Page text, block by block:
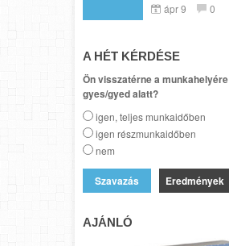
ápr 9 0
A HÉT KÉRDÉSE
Ön visszatérne a munkahelyére
gyes/gyed alatt?
igen, teljes munkaidőben
igen részmunkaidőben
nem
Eredmények
AJÁNLÓ